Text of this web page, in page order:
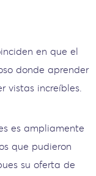
en que el
donde aprender
vistas increíbles.
es ampliamente
que pudieron
su oferta de